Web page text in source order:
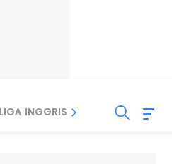
LIGA INGGRIS LIGA ITALIA